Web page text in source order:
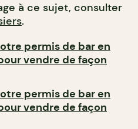
à ce sujet, consulter
.
permis de bar en
vendre de façon
permis de bar en
vendre de façon